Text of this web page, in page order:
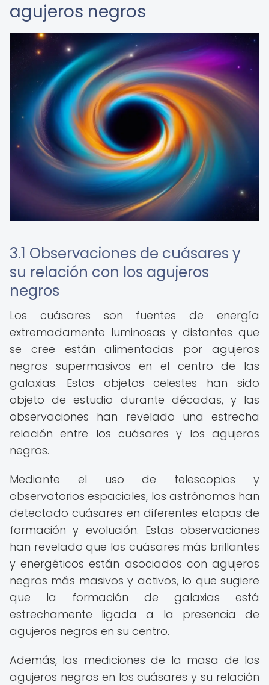
agujeros negros
3.1 Observaciones de cuásares y
su relación con los agujeros
negros
Los cuásares son fuentes de energía
extremadamente luminosas y distantes que
se cree están alimentadas por agujeros
negros supermasivos en el centro de las
galaxias. Estos objetos celestes han sido
objeto de estudio durante décadas, y las
observaciones han revelado una estrecha
relación entre los cuásares y los agujeros
negros.
Mediante el uso de telescopios y
observatorios espaciales, los astrónomos han
detectado cuásares en diferentes etapas de
formación y evolución. Estas observaciones
han revelado que los cuásares más brillantes
y energéticos están asociados con agujeros
negros más masivos y activos, lo que sugiere
que la formación de galaxias está
estrechamente ligada a la presencia de
agujeros negros en su centro.
Además, las mediciones de la masa de los
agujeros negros en los cuásares y su relación